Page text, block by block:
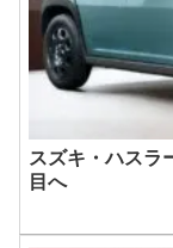
スズキ・ハスラ
目へ